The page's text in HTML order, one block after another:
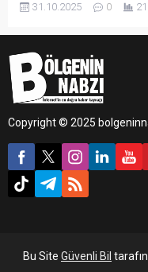
gazetenin İmtiyaz Sahibi
Adayı Cebrail Uyanık ile bir
araya geldi.
31.10.2025 0 21
Copyright © 2025
Bu Site Güvenli Bil